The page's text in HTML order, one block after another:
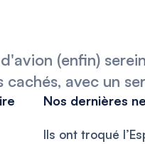
(enfin)
avec un
Nos dernières